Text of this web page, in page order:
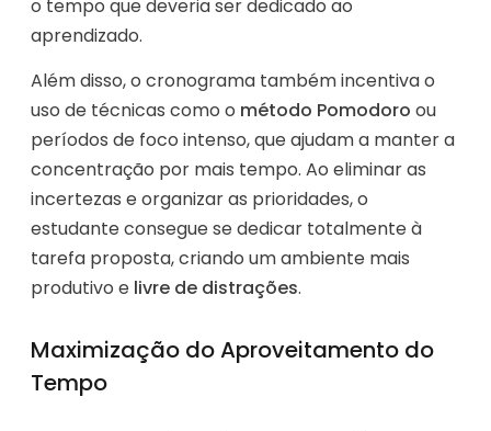
o tempo que deveria ser dedicado ao
aprendizado.
Além disso, o cronograma também incentiva o
uso de técnicas como o método Pomodoro ou
períodos de foco intenso, que ajudam a manter a
concentração por mais tempo. Ao eliminar as
incertezas e organizar as prioridades, o
estudante consegue se dedicar totalmente à
tarefa proposta, criando um ambiente mais
produtivo e livre de distrações.
Maximização do Aproveitamento do
Tempo